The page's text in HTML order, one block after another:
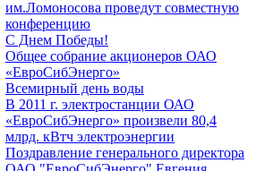
им.Ломоносова проведут совместную
конференцию
С Днем Победы!
Общее собрание акционеров ОАО
«ЕвроСибЭнерго»
Всемирный день воды
В 2011 г. электростанции ОАО
«ЕвроСибЭнерго» произвели 80,4
млрд. кВтч электроэнергии
Поздравление генерального директора